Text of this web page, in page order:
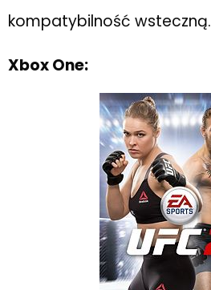
kompatybilność wsteczną.
Xbox One: